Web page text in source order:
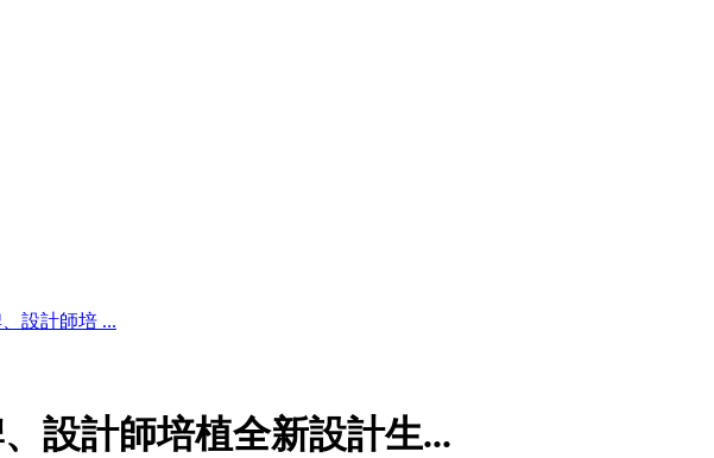
設計師培 ...
設計師培植全新設計生...